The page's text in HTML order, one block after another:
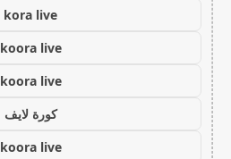
kora live
koora live
koora live
كورة لايف
koora live